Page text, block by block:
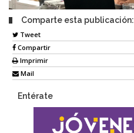
Comparte esta publicación:
Tweet
Compartir
Imprimir
Mail
Entérate